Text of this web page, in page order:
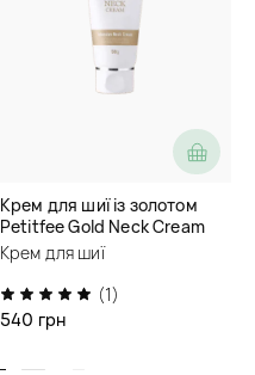
Крем для шиї із золотом
Petitfee Gold Neck Cream
Крем для шиї
(1)
540 грн